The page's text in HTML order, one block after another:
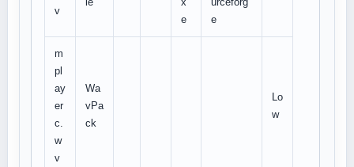
v
e
e
m
pl
ay
er
c.
w
v
Wa
vPa
ck
Lo
w